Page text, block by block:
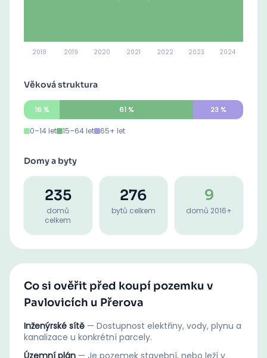
2018 2019 2020 2021 2022 2023 2024
Věková struktura
16 % 61 % 23%
0–14 let 15–64 let 65+ let
Domy a byty
235
domů
celkem
276
bytů celkem
9
domů 2016+
Co si ověřit před koupí pozemku v
Pavlovicích u Přerova
Inženýrské sítě — Dostupnost elektřiny, vody, plynu a
kanalizace u konkrétní parcely.
Územní plán — Je pozemek stavební, nebo leží v